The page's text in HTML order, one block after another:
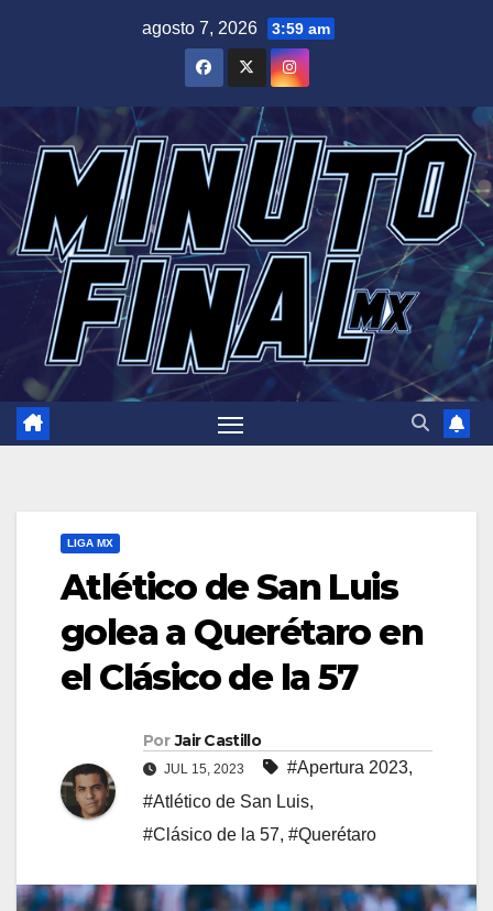
agosto 7, 2026 3:59 am
LIGA MX
Atlético de San Luis
golea a Querétaro en
el Clásico de la 57
Por Jair Castillo
JUL 15, 2023 #Apertura 2023,
#Atlético de San Luis,
#Clásico de la 57, #Querétaro